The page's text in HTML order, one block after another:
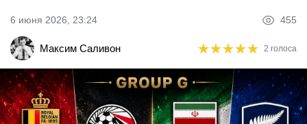
6 июня 2026, 23:24 455
Максим Саливон ★★★★★
★★★★★ 2 голоса